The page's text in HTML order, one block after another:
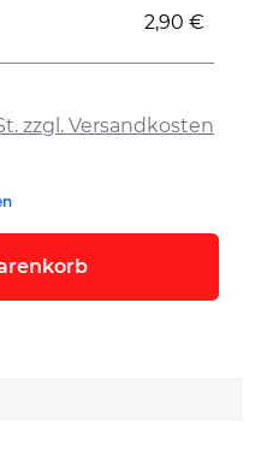
zzgl. Versandkosten
2,90 €